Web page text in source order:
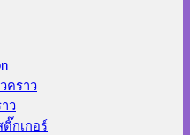
คราว
ว
กเกอร์